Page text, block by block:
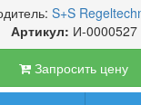
S+S
Артикул: И-0000527
Запросить цену